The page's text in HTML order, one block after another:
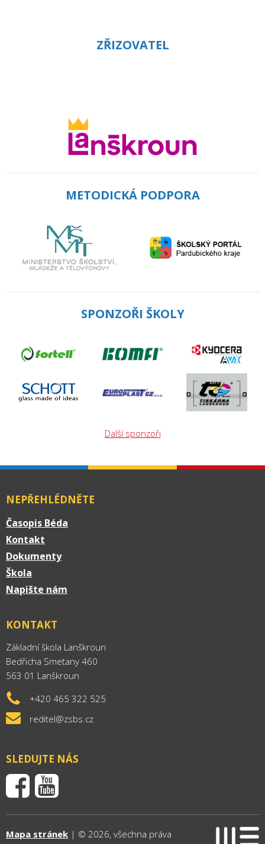
ZŘIZOVATEL
METODICKÁ PODPORA
SPONZOŘI ŠKOLY
Další sponzoři
NEPŘEHLÉDNĚTE
Časopis Béda
Kontakt
Dokumenty
Škola
Napište nám
KONTAKT
Základní škola Lanškroun
Bedřicha Smetany 460
563 01 Lanškroun
+420 465 322 525
reditel@zsbs.cz
SLEDUJTE NÁS
Mapa stránek | © 2026, všechna práva